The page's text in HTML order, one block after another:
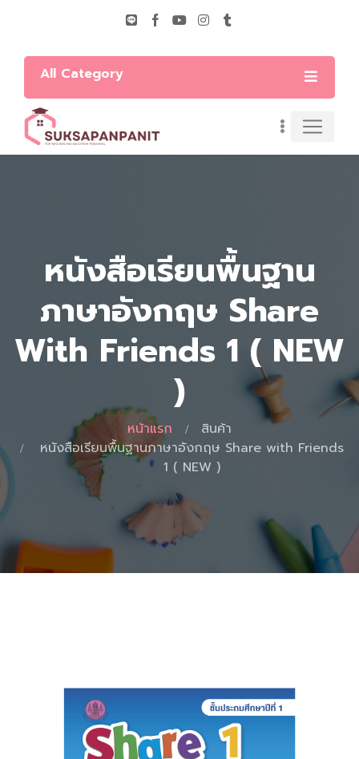
All Category
หนังสือเรียนพื้นฐาน
ภาษาอังกฤษ Share
With Friends 1 ( NEW
)
หน้าแรก
สินค้า
หนังสือเรียนพื้นฐานภาษาอังกฤษ Share with Friends
1 ( NEW )